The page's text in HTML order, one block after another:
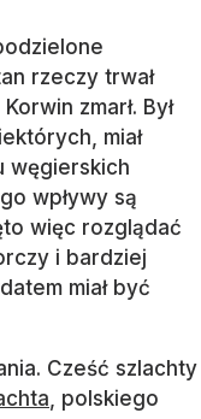
rzeczy trwał
zmarł. Był
miał
węgierskich
wpływy są
więc rozglądać
i bardziej
miał być
Cześć szlachty
, polskiego